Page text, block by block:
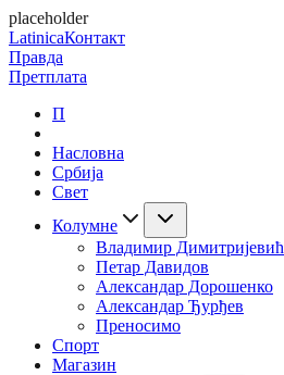
placeholder
LatinicaКонтакт
Правда
Претплата
П
Насловна
Србија
Свет
Колумне
Владимир Димитријевић
Петар Давидов
Александар Дорошенко
Александар Ђурђев
Преносимо
Спорт
Магазин